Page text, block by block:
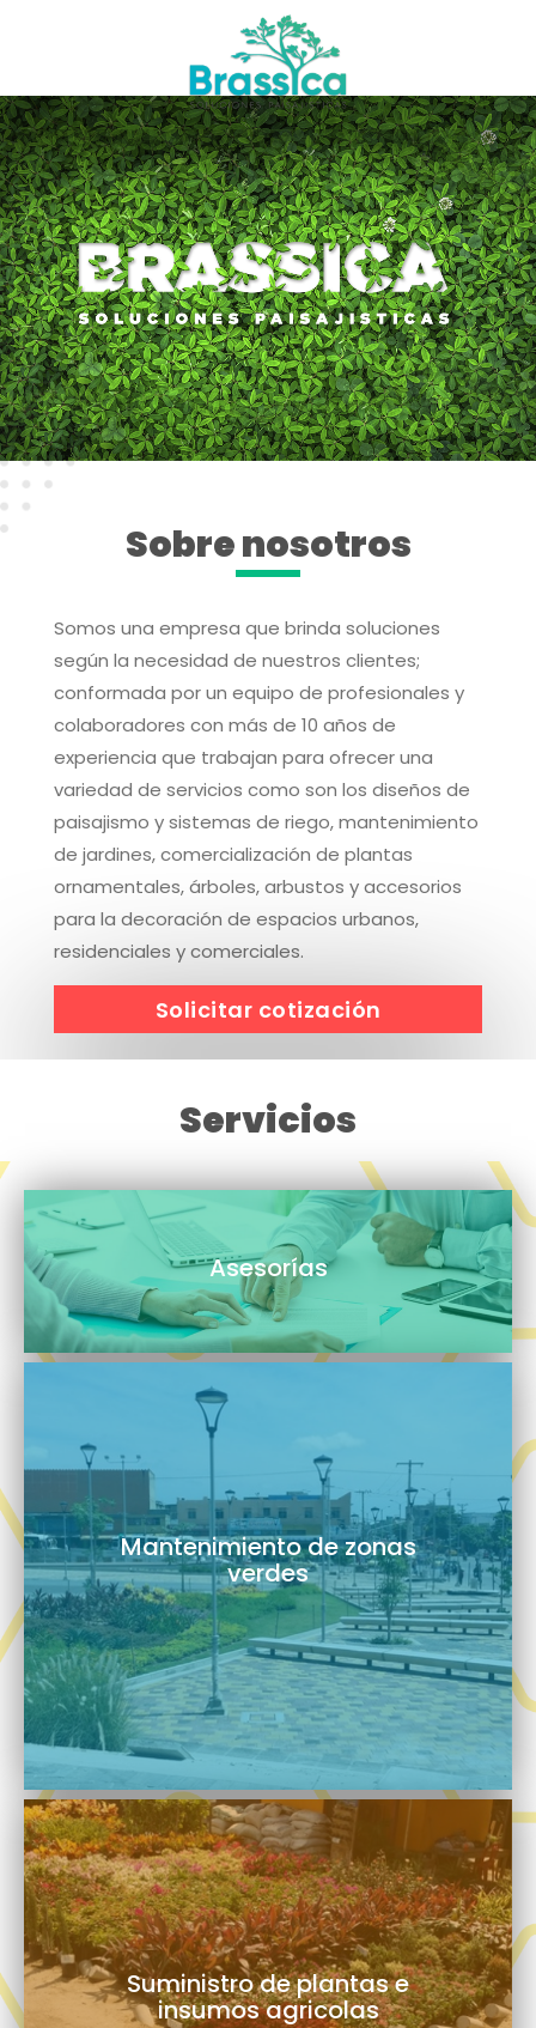
Sobre nosotros
Somos una empresa que brinda soluciones
según la necesidad de nuestros clientes;
conformada por un equipo de profesionales y
colaboradores con más de 10 años de
experiencia que trabajan para ofrecer una
variedad de servicios como son los diseños de
paisajismo y sistemas de riego, mantenimiento
de jardines, comercialización de plantas
ornamentales, árboles, arbustos y accesorios
para la decoración de espacios urbanos,
residenciales y comerciales.
Solicitar cotización
Solicitar cotización
Servicios
Asesorías
Mantenimiento de zonas
verdes
Suministro de plantas e
insumos agricolas